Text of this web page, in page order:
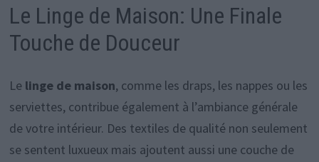
Le Linge de Maison: Une Finale
Touche de Douceur
Le linge de maison, comme les draps, les nappes ou les
serviettes, contribue également à l’ambiance générale
de votre intérieur. Des textiles de qualité non seulement
se sentent luxueux mais ajoutent aussi une couche de